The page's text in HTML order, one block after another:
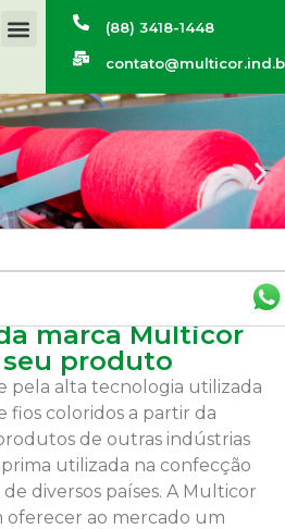
(88) 3418-1448
marca Multicor
seu produto
pela alta tecnologia utilizada
fios coloridos a partir da
de outras indústrias
utilizada na confecção
diversos países. A Multicor
ao mercado um